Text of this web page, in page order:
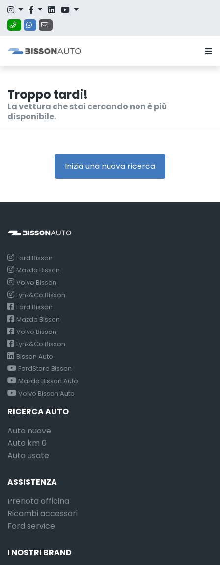
Troppo tardi!
La vettura che stai cercando non è più
disponibile.
Inizia una nuova ricerca
Ford Bisson
Mazda Bisson
Volvo Bisson
Lynk&Co Bisson
Ford Bisson
Mazda Bisson
Volvo Bisson
Lynk&Co Bisson
Bisson Auto
FordStore Bisson
Mazda Bisson Auto
Volvo Bisson Auto
RICERCA AUTO
Auto nuove
Auto km 0
Auto usate
ASSISTENZA
Prenota officina
Ricambi accessori
Ford service
I NOSTRI BRAND